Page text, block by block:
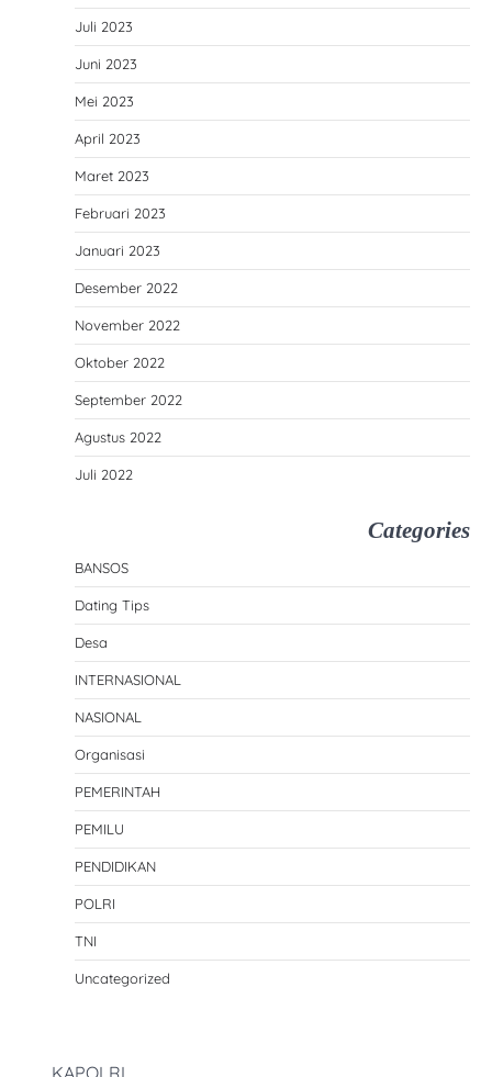
Juli 2023
Juni 2023
Mei 2023
April 2023
Maret 2023
Februari 2023
Januari 2023
Desember 2022
November 2022
Oktober 2022
September 2022
Agustus 2022
Juli 2022
Categories
BANSOS
Dating Tips
Desa
INTERNASIONAL
NASIONAL
Organisasi
PEMERINTAH
PEMILU
PENDIDIKAN
POLRI
TNI
Uncategorized
KAPOLRI